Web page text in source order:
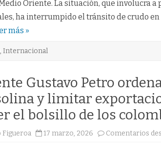
Oriente. La situación, que involucra a
ha interrumpido el tránsito de crudo
más »
, Internacional
Gustavo Petro
y limitar
el bolsillo de los
Figueroa 17 marzo, 2026 Comentarios